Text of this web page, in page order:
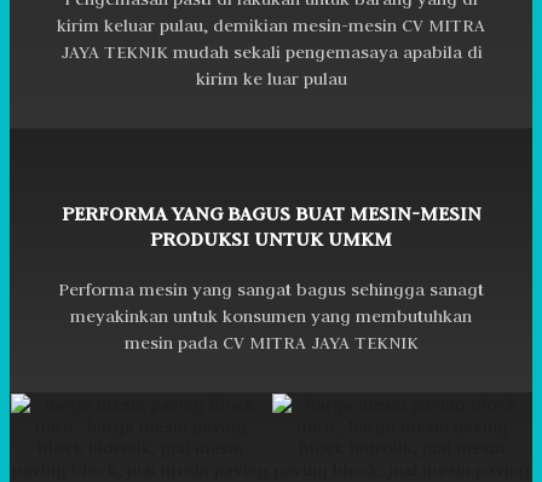
kirim keluar pulau, demikian mesin-mesin CV MITRA
JAYA TEKNIK mudah sekali pengemasaya apabila di
kirim ke luar pulau
PERFORMA YANG BAGUS BUAT MESIN-MESIN
PRODUKSI UNTUK UMKM
Performa mesin yang sangat bagus sehingga sanagt
meyakinkan untuk konsumen yang membutuhkan
mesin pada CV MITRA JAYA TEKNIK